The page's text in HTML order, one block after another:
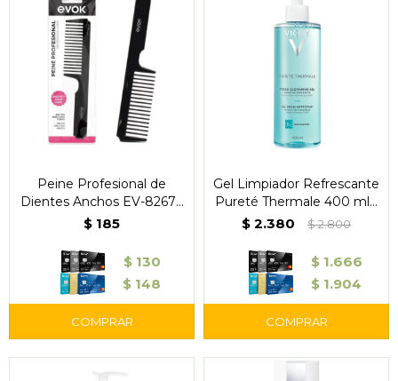
Peine Profesional de
Dientes Anchos EV-8267 -
Evok
$ 185
$ 130
$ 148
Gel Limpiador Refrescante
Pureté Thermale 400 ml -
Vichy
$ 2.380 $2.800
$ 1.666
$ 1.904